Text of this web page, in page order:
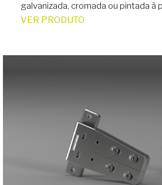
galvanizada, cromada ou pintada à
VER PRODUTO